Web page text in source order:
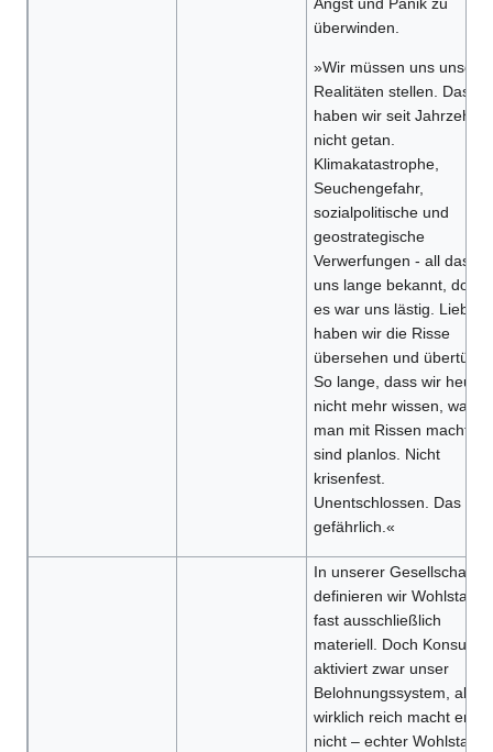
überwinden.
»Wir müssen uns
Realitäten stellen. Das
haben wir seit
nicht getan.
Klimakatastrophe,
Seuchengefahr,
sozialpolitische und
geostrategische
Verwerfungen - all das
uns lange bekannt, doch
es war uns lästig. Lieber
haben wir die Risse
übersehen und
So lange, dass wir heute
nicht mehr wissen, was
man mit Rissen macht.
sind planlos. Nicht
krisenfest.
Unentschlossen. Das ist
gefährlich.«
In unserer Gesellschaft
definieren wir Wohlstand
fast ausschließlich
materiell. Doch Konsum
aktiviert zwar unser
Belohnungssystem, aber
wirklich reich macht er
nicht – echter Wohlstand